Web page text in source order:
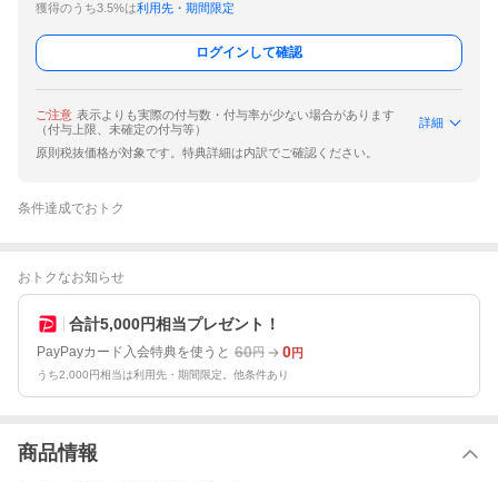
獲得のうち3.5%は利用先・期間限定
ログインして確認
ご注意 表示よりも実際の付与数・付与率が少ない場合があります
（付与上限、未確定の付与等）
詳細
原則税抜価格が対象です。特典詳細は内訳でご確認ください。
条件達成でおトク
おトクなお知らせ
合計5,000円相当プレゼント！
PayPayカード入会特典を使うと 60円 0円
うち2,000円相当は利用先・期間限定。他条件あり
商品情報